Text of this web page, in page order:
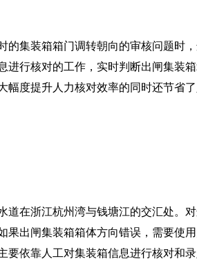
的集装箱箱门调转朝向的审核问题时
进行核对的工作，实时判断出闸集
度提升人力核对效率的同时还节省了
道在浙江杭州湾与钱塘江的交汇处。
果出闸集装箱箱体方向错误，需要
要依靠人工对集装箱信息进行核对